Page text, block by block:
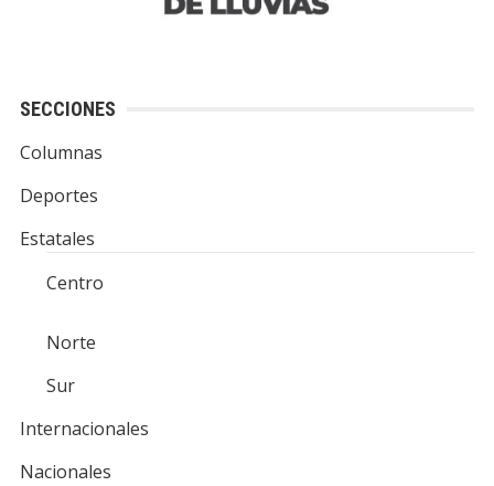
SECCIONES
Columnas
Deportes
Estatales
Centro
Norte
Sur
Internacionales
Nacionales